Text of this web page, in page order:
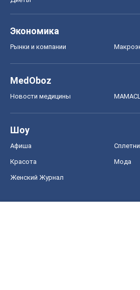
Экономика
Рынки и компании
MedOboz
Новости медицины
Шоу
Афиша Сплетни
Красота Мода
Женский Журнал